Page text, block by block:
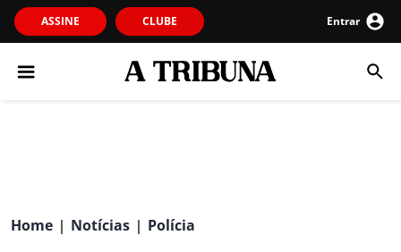
ASSINE CLUBE Entrar
Home | Notícias | Polícia